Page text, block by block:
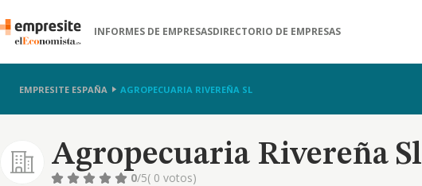
INFORMES DE EMPRESASDIRECTORIO DE EMPRESAS
EMPRESITE ESPAÑA AGROPECUARIA RIVEREÑA SL
Agropecuaria Rivereña Sl
0/5( 0 votos)